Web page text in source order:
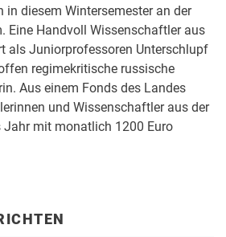
in diesem Wintersemester an der
Eine Handvoll Wissenschaftler aus
als Juniorprofessoren Unterschlupf
regimekritische russische
Aus einem Fonds des Landes
und Wissenschaftler aus der
Jahr mit monatlich 1200 Euro